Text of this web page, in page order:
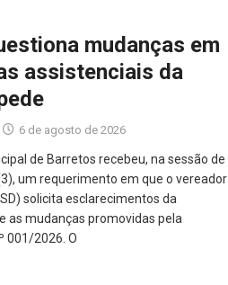
mudanças em
assistenciais da
6 de agosto de 2026
de Barretos recebeu, na sessão de
um requerimento em que o vereador
solicita esclarecimentos da
as mudanças promovidas pela
001/2026. O